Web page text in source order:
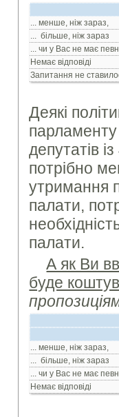
... менше, ніж зараз,
... більше, ніж зараз
... чи у Вас не має
Немає відповіді
Запитання не
Деякі
парламенту
депутатів
потрібно
утримання
палати,
палати.
А як Ви
буде
... менше, ніж зараз,
... більше, ніж зараз
... чи у Вас не має
Немає відповіді